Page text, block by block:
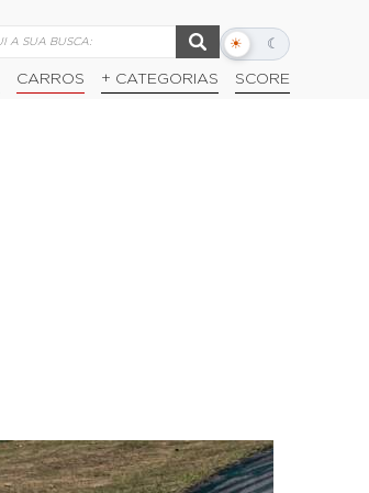
☀ ☾
Alternar
escuro
CARROS + CATEGORIAS SCORE